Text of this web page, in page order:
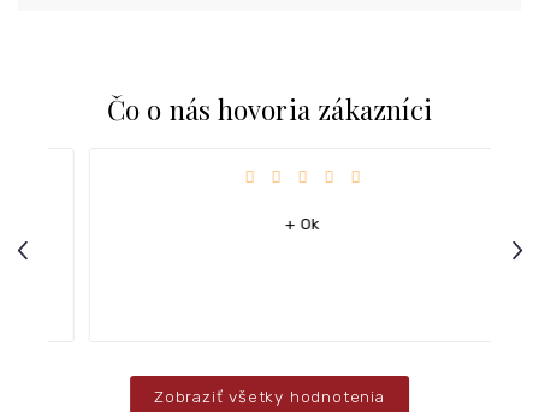
Čo o nás hovoria zákazníci
Previous
Hodnotenie obchodu je 4 z 5 hviezdičiek.
+ Ok
Zobraziť všetky hodnotenia